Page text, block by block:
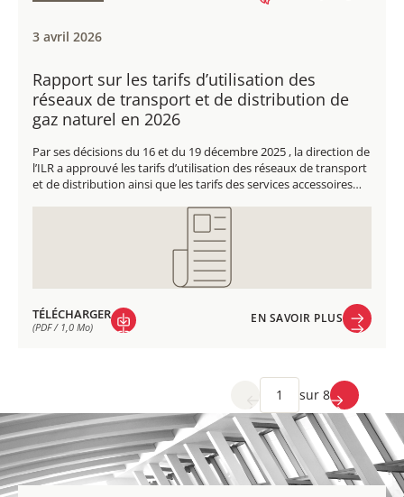
3 avril 2026
Rapport sur les tarifs d’utilisation des
réseaux de transport et de distribution de
gaz naturel en 2026​
Par ses décisions du 16 et du 19 décembre 2025 , la direction de
l’ILR a approuvé les tarifs d’utilisation des réseaux de transport
et de distribution ainsi que les tarifs des services accessoires…
TÉLÉCHARGER
(PDF / 1,0 Mo)
EN SAVOIR PLUS
sur 8